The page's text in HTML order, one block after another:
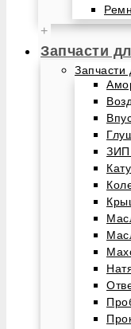
+
Запчасти
Запчасти
ЗИП